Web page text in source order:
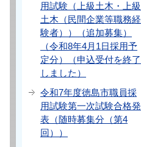
用試験（上級土木・上級
土木（民間企業等職務経
験者））（追加募集）
（令和8年4月1日採用予
定分）（申込受付を終了
しました）
令和7年度徳島市職員採
用試験第一次試験合格発
表（随時募集分（第4
回））